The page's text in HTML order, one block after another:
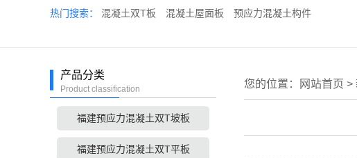
热门搜索： 混凝土双T板 混凝土屋面板 预应力混凝土构件
产品分类
Product classification
福建预应力混凝土双T坡板
福建预应力混凝土双T平板
您的位置： 网站首页 >